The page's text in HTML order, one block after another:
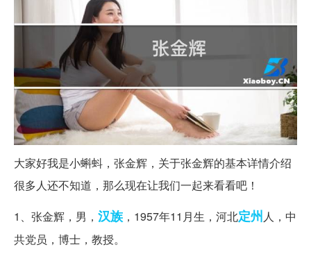
大家好我是小蝌蚪，张金辉，关于张金辉的基本详情介绍
很多人还不知道，那么现在让我们一起来看看吧！
1、张金辉，男， 汉族 ，1957年11月生，河北定州 人，中
共党员，博士，教授。